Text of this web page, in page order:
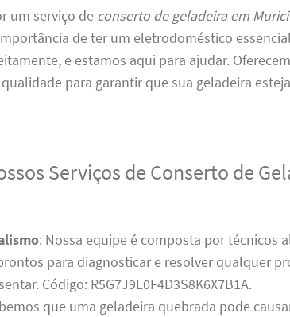
um serviço de conserto de geladeira em
de ter um eletrodoméstico
e estamos aqui para ajudar.
para garantir que sua geladeira
Serviços de Conserto de
: Nossa equipe é composta por técnicos
para diagnosticar e resolver qualquer
Código: R5G7J9L0F4D3S8K6X7B1A.
que uma geladeira quebrada pode